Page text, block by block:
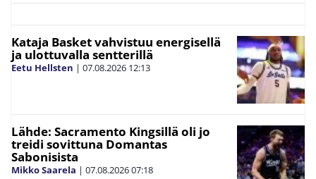
Kataja Basket vahvistuu energisellä
ja ulottuvalla sentterillä
Eetu Hellsten | 07.08.2026 12:13
Lähde: Sacramento Kingsillä oli jo
treidi sovittuna Domantas
Sabonisista
Mikko Saarela | 07.08.202607:18